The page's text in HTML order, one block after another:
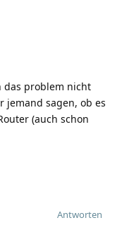
das problem nicht
jemand sagen, ob es
(auch schon
Antworten